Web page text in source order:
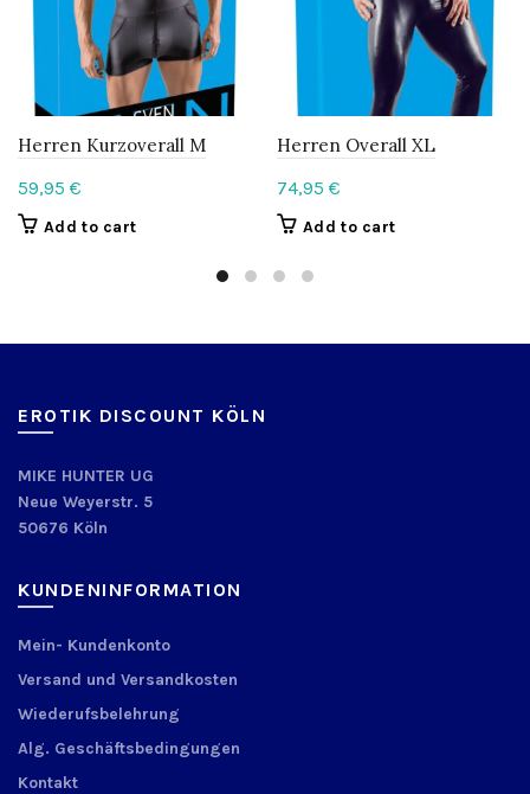
Herren Kurzoverall M
59,95 €
Add to cart
Herren Overall XL
74,95 €
Add to cart
EROTIK DISCOUNT KÖLN
MIKE HUNTER UG
Neue Weyerstr. 5
50676 Köln
KUNDENINFORMATION
Mein- Kundenkonto
Versand und Versandkosten
Wiederufsbelehrung
Alg. Geschäftsbedingungen
Kontakt